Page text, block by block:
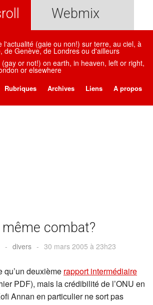
Webmix
l'actualité (gaie ou non!) sur terre, au ciel, à
de Genève, de Londres ou d'ailleurs
(gay or not!) on earth, in heaven, left or right,
or elsewhere
Rubriques Archives Liens A propos
même combat?
- divers - 30 mars 2005 à 23h23
qu’un deuxième rapport intermédiaire
PDF), mais la crédibilité de l’ONU en
Annan en particulier ne sort pas